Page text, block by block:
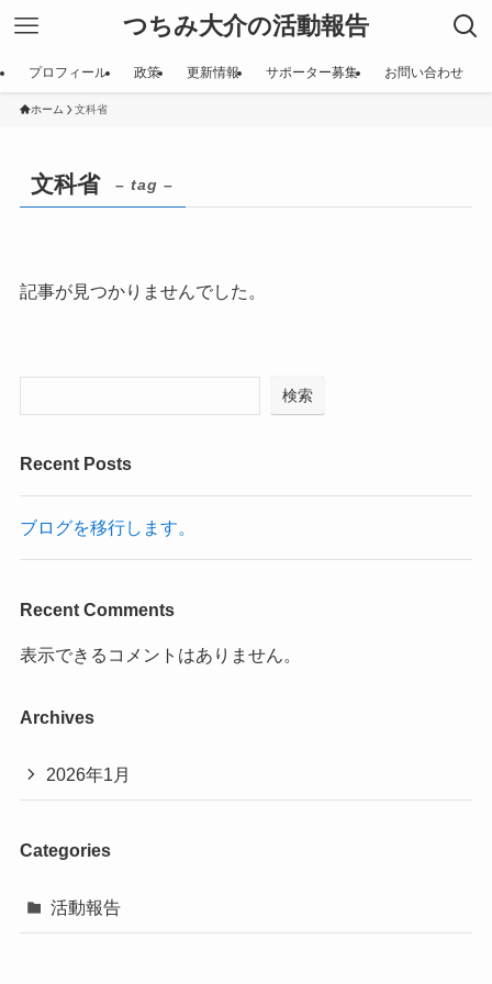
つちみ大介の活動報告
プロフィール 政策 更新情報 サポーター募集 お問い合わせ
ホーム 文科省
文科省 – tag –
記事が見つかりませんでした。
検索
Recent Posts
ブログを移行します。
Recent Comments
表示できるコメントはありません。
Archives
2026年1月
Categories
活動報告